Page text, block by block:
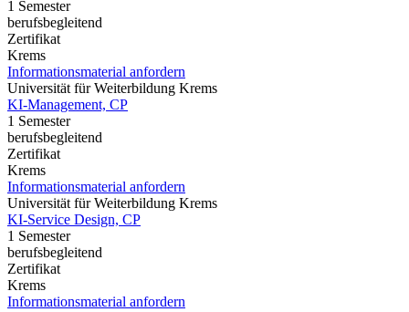
1 Semester
berufsbegleitend
Zertifikat
Krems
Informationsmaterial anfordern
Universität für Weiterbildung Krems
KI-Management, CP
1 Semester
berufsbegleitend
Zertifikat
Krems
Informationsmaterial anfordern
Universität für Weiterbildung Krems
KI-Service Design, CP
1 Semester
berufsbegleitend
Zertifikat
Krems
Informationsmaterial anfordern